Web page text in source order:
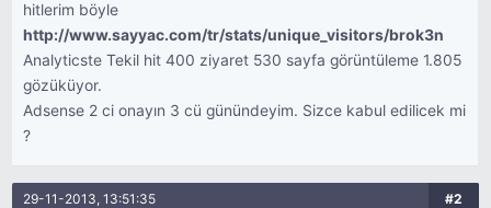
hitlerim böyle
http://www.sayyac.com/tr/stats/unique_visitors/brok3n
Analyticste Tekil hit 400 ziyaret 530 sayfa görüntüleme 1.805
gözüküyor.
Adsense 2 ci onayın 3 cü günündeyim. Sizce kabul edilicek mi
?
29-11-2013, 13:51:35 #2